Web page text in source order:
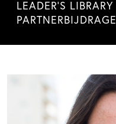
LEADER'S LIBRARY
PARTNERBIJDRAGE